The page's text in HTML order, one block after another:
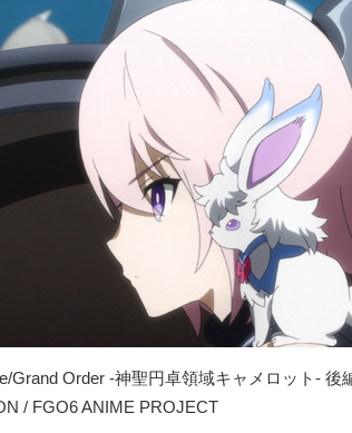
Grand Order -神聖円卓領域キャメロット- 後
/ FGO6 ANIME PROJECT